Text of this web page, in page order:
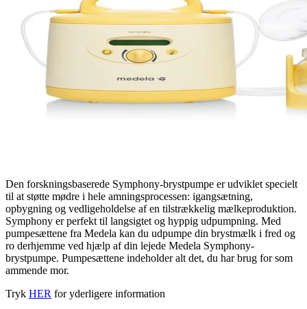
Den forskningsbaserede Symphony-brystpumpe er udviklet specielt
til at støtte mødre i hele amningsprocessen: igangsætning,
opbygning og vedligeholdelse af en tilstrækkelig mælkeproduktion.
Symphony er perfekt til langsigtet og hyppig udpumpning. Med
pumpesættene fra Medela kan du udpumpe din brystmælk i fred og
ro derhjemme ved hjælp af din lejede Medela Symphony-
brystpumpe. Pumpesættene indeholder alt det, du har brug for som
ammende mor.
Tryk HER for yderligere information